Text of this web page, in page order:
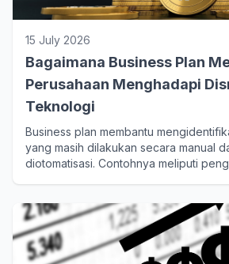
15 July 2026
Bagaimana Business Plan
Perusahaan Menghadapi
Teknologi
Business plan membantu
yang masih dilakukan secara manual
diotomatisasi. Contohnya meliputi